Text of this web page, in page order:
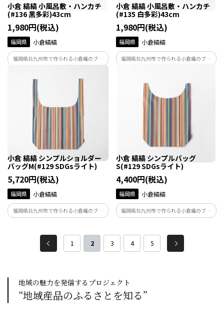
小倉 縞縞 小風呂敷・ハンカチ
(#136 黒多彩)43cm
1,980円(税込)
福岡県 小倉縞縞
福岡県北九州市で作られる小倉織のブラ
体感あふれる美しいたて縞が特徴の小風
呂敷・ハンカチです。
小倉 縞縞 小風呂敷・ハンカチ
(#135 白多彩)43cm
1,980円(税込)
福岡県 小倉縞縞
福岡県北九州市で作られる小倉織のブラ
呂敷・ハンカチです。
小倉 縞縞 シンプルショルダー
バッグM(#129 SDGsライト)
5,720円(税込)
福岡県 小倉縞縞
福岡県北九州市で作られる小倉織のブラ
ンド「小倉 縞縞」。小倉織ならではの立
ッグは、どんな服装にもなじむデザイン
で長く愛用できると注目の逸品です。
小倉 縞縞 シンプルバッグ
S(#129 SDGsライト)
4,400円(税込)
福岡県 小倉縞縞
福岡県北九州市で作られる小倉織のブラ
ンド「小倉 縞縞」。小倉織ならではの立
ッグは、どんな服装にもなじむデザイン
で長く愛用できると注目の逸品です。
1 2 3 4 5
地域の魅力を発信するプロジェクト
“地域産品のふるさとを知る”